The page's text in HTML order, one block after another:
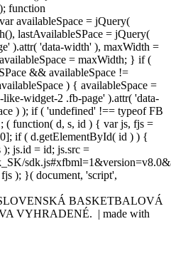
function
availableSpace = jQuery(
lastAvailableSPace = jQuery(
).attr( 'data-width' ), maxWidth =
= maxWidth; } if (
&& availableSpace !=
) { availableSpace =
widget-2 .fb-page' ).attr( 'data-
) ); if ( 'undefined' !== typeof FB
function( d, s, id ) { var js, fjs =
if ( d.getElementById( id ) ) {
); js.id = id; js.src =
); }( document, 'script',
BASKETBALOVÁ
VYHRADENÉ. | made with